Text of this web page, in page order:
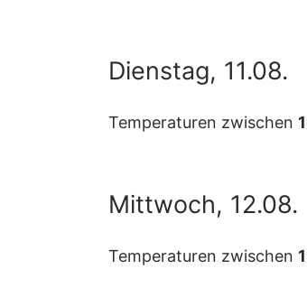
Dienstag, 11.08.
Temperaturen zwischen
Mittwoch, 12.08.
Temperaturen zwischen